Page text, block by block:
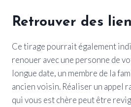
Retrouver des
Ce tirage pourrait également
renouer avec une personne de
longue date, un membre de la
ancien voisin. Réaliser un appel
qui vous est chère peut être